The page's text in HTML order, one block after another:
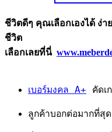
ชีวิตดีๆ คุณเลือกเองได้ ง่า
ชีวิต
เลือกเลยที่นี่
เบอร์มงคล A+ คัดเ
ลูกค้าบอกต่อมากที่สุด